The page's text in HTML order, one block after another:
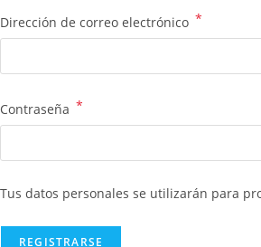
Dirección de correo electrónico *
Contraseña *
Tus datos personales se utilizarán para